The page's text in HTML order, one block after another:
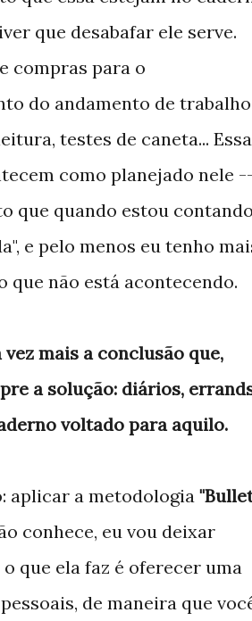
que desabafar ele serve.
compras para o
do andamento de
testes de caneta...
como planejado nele
que quando estou
e pelo menos eu tenho
não está acontecendo.
a solução: diários,
voltado para aquilo.
aplicar a metodologia
conhece, eu vou deixar
que ela faz é oferecer uma
de maneira que